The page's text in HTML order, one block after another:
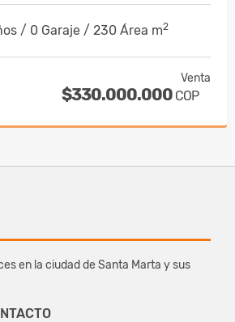
/ 0 Garaje / 230 Área m2
Venta
$330.000.000 COP
en la ciudad de Santa Marta y sus